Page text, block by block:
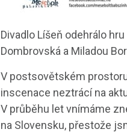
Divadlo Líšeň odehrálo
Dombrovská a Miladou
V postsovětském
inscenace neztrácí na
V průběhu let vnímáme
na Slovensku, přestože